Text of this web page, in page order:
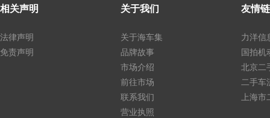
相关声明
法律声明
免责声明
关于我们
关于海车集
品牌故事
市场介绍
前往市场
联系我们
营业执照
友情
力洋信
国拍机
北京二
二手车
上海